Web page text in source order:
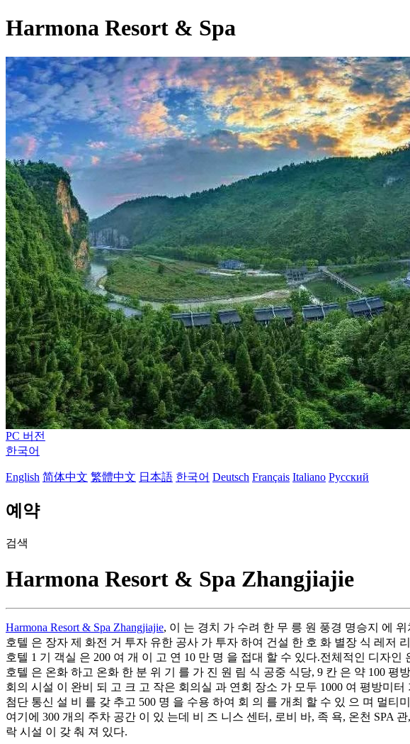
Harmona Resort & Spa
PC 버전
한국어
English 简体中文 繁體中文 日本語 한국어 Deutsch Français Italiano Русский
예약
검색
Harmona Resort & Spa Zhangjiajie
Harmona Resort & Spa Zhangjiajie, 이 는 경치 가 수려 한 무 릉 원 풍경 명승지 에
호텔 은 장자 제 화전 거 투자 유한 공사 가 투자 하여 건설 한 호 화 별장 식 레저
호텔 1 기 객실 은 200 여 개 이 고 연 10 만 명 을 접대 할 수 있다.전체적인 디자
호텔 은 온화 하고 온화 한 분 위 기 를 가 진 원 림 식 공중 식당, 9 칸 은 약 100
회의 시설 이 완비 되 고 크 고 작은 회의실 과 연회 장소 가 모두 1000 여 평방미
첨단 통신 설 비 를 갖 추고 500 명 을 수용 하여 회 의 를 개최 할 수 있 으 며 멀
여기에 300 개의 주차 공간 이 있 는데 비 즈 니스 센터, 로비 바, 족 욕, 온천 SPA
락 시설 이 갖 춰 져 있다.